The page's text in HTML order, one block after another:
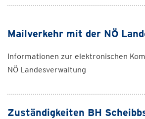
Mailverkehr mit der NÖ
Informationen zur elektronischen
NÖ Landesverwaltung
Zuständigkeiten BH